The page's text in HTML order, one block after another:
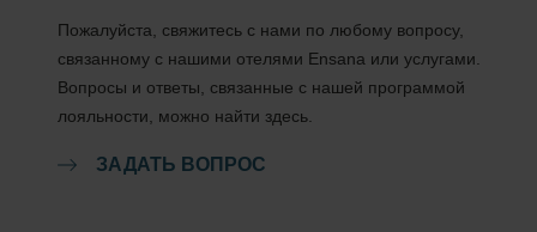
Пожалуйста, свяжитесь с нами по любому вопросу,
связанному с нашими отелями Ensana или услугами.
Вопросы и ответы, связанные с нашей программой
лояльности, можно найти здесь.
ЗАДАТЬ ВОПРОС